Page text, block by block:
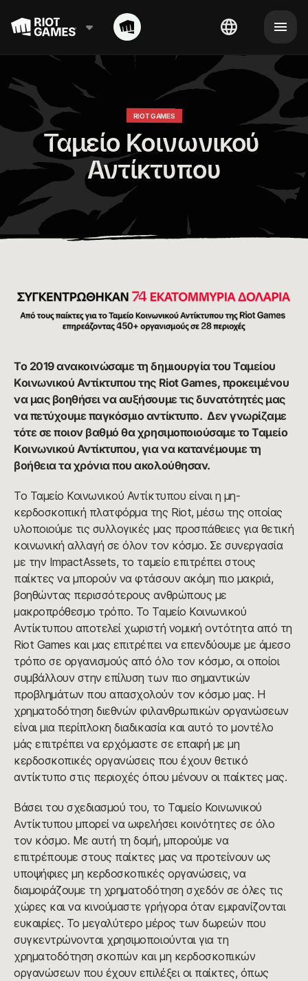
RIOT GAMES
Ταμείο Κοινωνικού
Αντίκτυπου
Το 2019 ανακοινώσαμε τη δημιουργία του Ταμείου
Κοινωνικού Αντίκτυπου της Riot Games, προκειμένου
να μας βοηθήσει να αυξήσουμε τις δυνατότητές μας
να πετύχουμε παγκόσμιο αντίκτυπο. Δεν γνωρίζαμε
τότε σε ποιον βαθμό θα χρησιμοποιούσαμε το Ταμείο
Κοινωνικού Αντίκτυπου, για να κατανέμουμε τη
βοήθεια τα χρόνια που ακολούθησαν.
Το Ταμείο Κοινωνικού Αντίκτυπου είναι η μη-
κερδοσκοπική πλατφόρμα της Riot, μέσω της οποίας
υλοποιούμε τις συλλογικές μας προσπάθειες για θετική
κοινωνική αλλαγή σε όλον τον κόσμο. Σε συνεργασία
με την ImpactAssets, το ταμείο επιτρέπει στους
παίκτες να μπορούν να φτάσουν ακόμη πιο μακριά,
βοηθώντας περισσότερους ανθρώπους με
μακροπρόθεσμο τρόπο. Το Ταμείο Κοινωνικού
Αντίκτυπου αποτελεί χωριστή νομική οντότητα από τη
Riot Games και μας επιτρέπει να επενδύουμε με άμεσο
τρόπο σε οργανισμούς από όλο τον κόσμο, οι οποίοι
συμβάλλουν στην επίλυση των πιο σημαντικών
προβλημάτων που απασχολούν τον κόσμο μας. Η
χρηματοδότηση διεθνών φιλανθρωπικών οργανώσεων
είναι μια περίπλοκη διαδικασία και αυτό το μοντέλο
μάς επιτρέπει να ερχόμαστε σε επαφή με μη
κερδοσκοπικές οργανώσεις που έχουν θετικό
αντίκτυπο στις περιοχές όπου μένουν οι παίκτες μας.
Βάσει του σχεδιασμού του, το Ταμείο Κοινωνικού
Αντίκτυπου μπορεί να ωφελήσει κοινότητες σε όλο
τον κόσμο. Με αυτή τη δομή, μπορούμε να
επιτρέπουμε στους παίκτες μας να προτείνουν ως
υποψήφιες μη κερδοσκοπικές οργανώσεις, να
διαμοιράζουμε τη χρηματοδότηση σχεδόν σε όλες τις
χώρες και να κινούμαστε γρήγορα όταν εμφανίζονται
ευκαιρίες. Το μεγαλύτερο μέρος των δωρεών που
συγκεντρώνονται χρησιμοποιούνται για τη
χρηματοδότηση σκοπών και μη κερδοσκοπικών
οργανώσεων που έχουν επιλέξει οι παίκτες, όπως